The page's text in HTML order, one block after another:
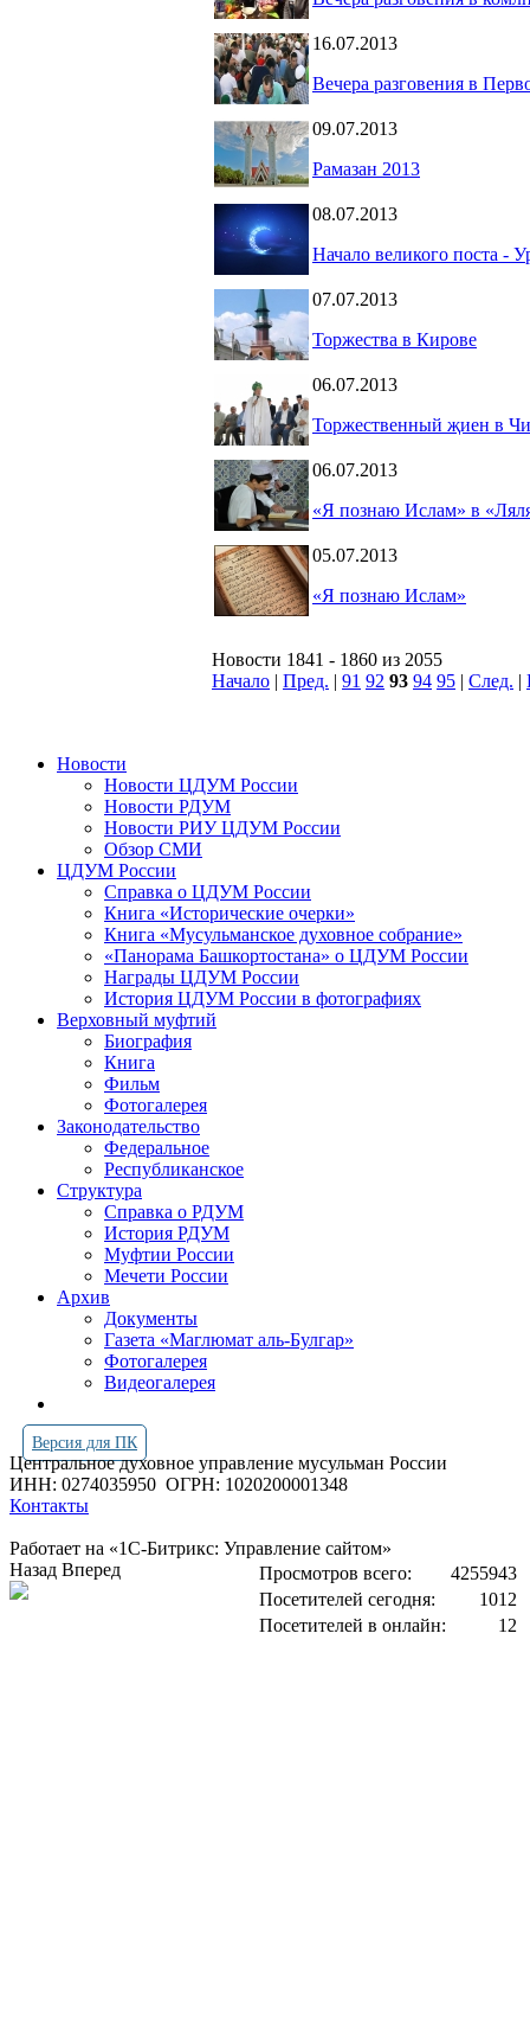
16.07.2013
Вечера разговения в
09.07.2013
Рамазан 2013
08.07.2013
Начало великого поста -
07.07.2013
Торжества в Кирове
06.07.2013
Торжественный җиен в
06.07.2013
«Я познаю Ислам» в
05.07.2013
«Я познаю Ислам»
Новости 1841 - 1860 из 2055
Начало | Пред. | 91 92 93 94 95 | След. |
Новости
Новости ЦДУМ России
Новости РДУМ
Новости РИУ ЦДУМ России
Обзор СМИ
ЦДУМ России
Справка о ЦДУМ России
Книга «Исторические очерки»
Книга «Мусульманское духовное собрание»
«Панорама Башкортостана» о ЦДУМ России
Награды ЦДУМ России
История ЦДУМ России в фотографиях
Верховный муфтий
Биография
Книга
Фильм
Фотогалерея
Законодательство
Федеральное
Республиканское
Структура
Справка о РДУМ
История РДУМ
Муфтии России
Мечети России
Архив
Документы
Газета «Маглюмат аль-Булгар»
Фотогалерея
Видеогалерея
Версия для ПК
Центральное духовное управление мусульман России
ИНН: 0274035950 ОГРН: 1020200001348
Контакты
Работает на «1С-Битрикс: Управление сайтом»
Просмотров всего:
4255943
Посетителей сегодня:
1012
Посетителей в онлайн:
12
Назад Вперед